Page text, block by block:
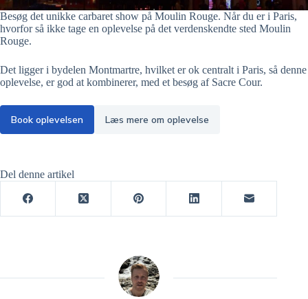
Besøg det unikke carbaret show på Moulin Rouge. Når du er i Paris,
hvorfor så ikke tage en oplevelse på det verdenskendte sted Moulin
Rouge.
Det ligger i bydelen Montmartre, hvilket er ok centralt i Paris, så denne
oplevelse, er god at kombinerer, med et besøg af Sacre Cour.
Book oplevelsen Læs mere om oplevelse
Del denne artikel